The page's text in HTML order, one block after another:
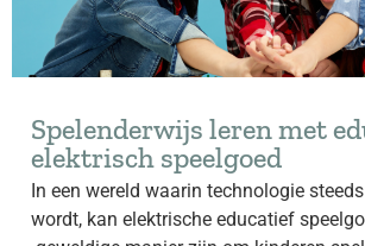
Spelenderwijs leren met
elektrisch speelgoed
In een wereld waarin technologie
wordt, kan elektrische educatief